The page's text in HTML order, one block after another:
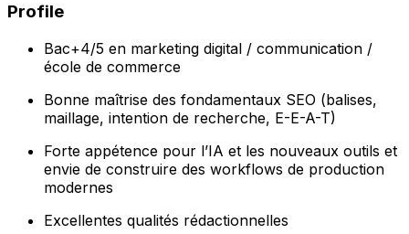
Profile
Bac+4/5 en marketing digital / communication /
école de commerce
Bonne maîtrise des fondamentaux SEO (balises,
maillage, intention de recherche, E-E-A-T)
Forte appétence pour l’IA et les nouveaux outils et
envie de construire des workflows de production
modernes
Excellentes qualités rédactionnelles